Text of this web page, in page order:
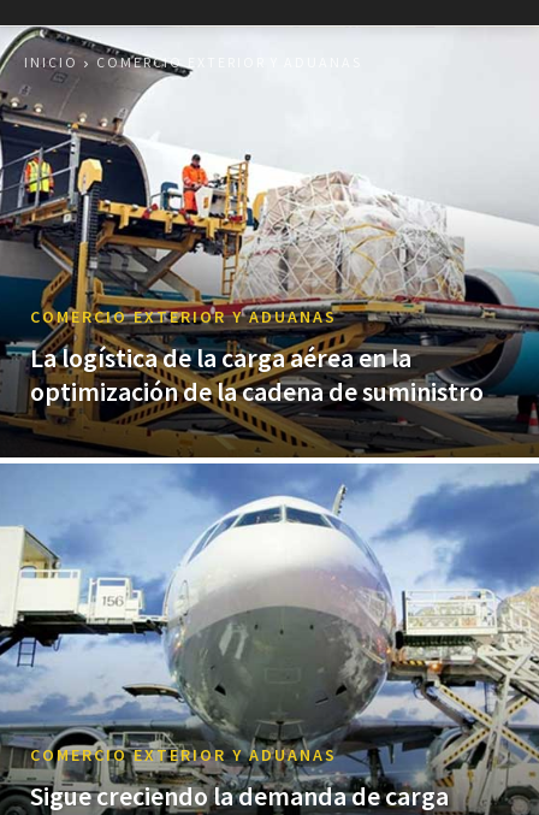
INICIO COMERCIO EXTERIOR Y ADUANAS
COMERCIO EXTERIOR Y ADUANAS
La logística de la carga aérea en la
optimización de la cadena de suministro
COMERCIO EXTERIOR Y ADUANAS
Sigue creciendo la demanda de carga